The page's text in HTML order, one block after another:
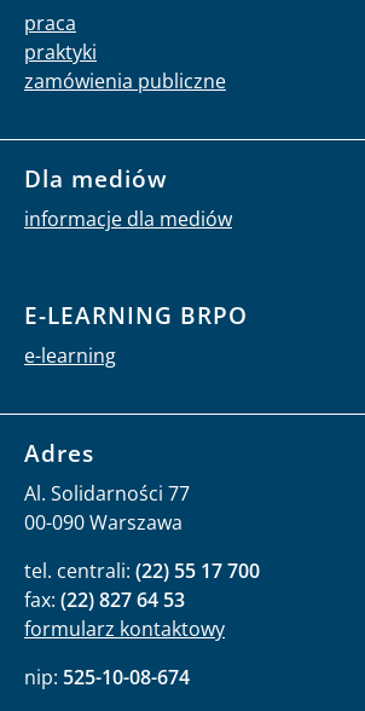
praca
praktyki
zamówienia publiczne
Dla mediów
informacje dla mediów
E-LEARNING BRPO
e-learning
Adres
Al. Solidarności 77
00-090 Warszawa
tel. centrali: (22) 55 17 700
fax: (22) 827 64 53
formularz kontaktowy
nip: 525-10-08-674